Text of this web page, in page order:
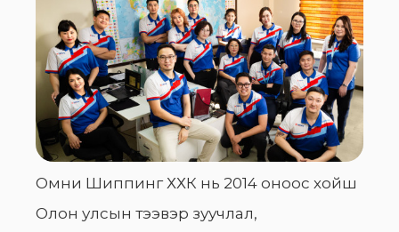
Омни Шиппинг ХХК нь 2014 оноос хойш
Олон улсын тээвэр зуучлал,